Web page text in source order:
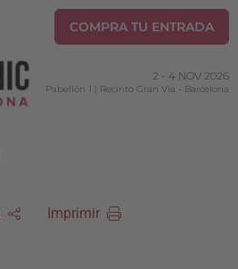
COMPRA TU ENTRADA
2 - 4 NOV 2026
Pabellón 1 | Recinto Gran Via - Barcelona
Imprimir